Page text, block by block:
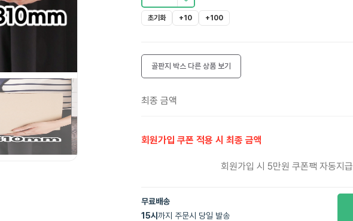
초기화 +10 +100
골판지 박스 다른 상품 보기
최종 금액
회원가입 쿠폰 적용 시 최종 금액
회원가입 시 5만원 쿠폰팩 자동지급
무료배송
15시 까지 주문시 당일 발송